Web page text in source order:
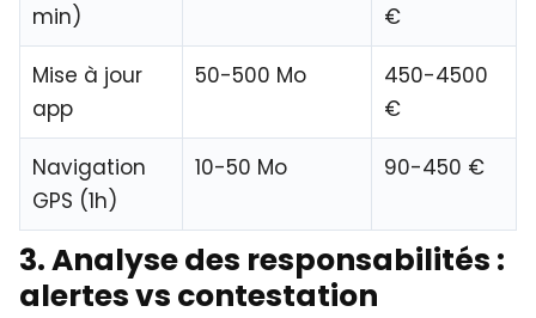
min)
€
Mise à jour
app
50-500 Mo
450-4500
€
Navigation
GPS (1h)
10-50 Mo 90-450 €
3. Analyse des responsabilités :
alertes vs contestation